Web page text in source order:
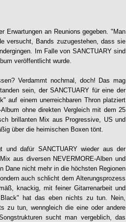
Erwartungen an Reunions gegeben. "Man
versucht, Bands zuzugestehen, dass sie
Im Falle von SANCTUARY sind
veröffentlicht wurde.
Verdammt nochmal, doch! Das mag
sein, der SANCTUARY für eine der
auf einem unerreichbaren Thron platziert
ohne direkten Vergleich mit dem 25
brillanten Mix aus Progressive, US und
über die heimischen Boxen tönt.
dafür SANCTUARY wieder aus der
aus diversen NEVERMORE-Alben und
Dane nicht mehr in die höchsten Regionen
auch schlicht dem Alterungsprozess
knackig, mit feiner Gitarrenarbeit und
hat das eben nichts zu tun. Nein,
zu tun, wenngleich die eine oder andere
sucht man vergeblich, das